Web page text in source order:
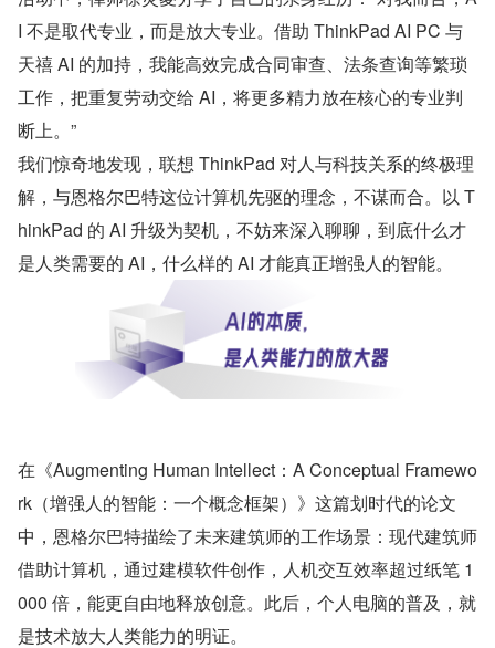
I 不是取代专业，而是放大专业。借助 ThinkPad AI PC 与
天禧 AI 的加持，我能高效完成合同审查、法条查询等繁琐
工作，把重复劳动交给 AI，将更多精力放在核心的专业判
断上。”
我们惊奇地发现，联想 ThinkPad 对人与科技关系的终极理
解，与恩格尔巴特这位计算机先驱的理念，不谋而合。以 T
hinkPad 的 AI 升级为契机，不妨来深入聊聊，到底什么才
是人类需要的 AI，什么样的 AI 才能真正增强人的智能。
在《Augmenting Human Intellect：A Conceptual Framewo
rk（增强人的智能：一个概念框架）》这篇划时代的论文
中，恩格尔巴特描绘了未来建筑师的工作场景：现代建筑师
借助计算机，通过建模软件创作，人机交互效率超过纸笔 1
000 倍，能更自由地释放创意。此后，个人电脑的普及，就
是技术放大人类能力的明证。